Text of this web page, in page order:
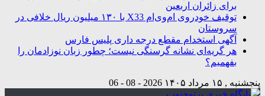
برای زائران اربعین
توقیف خودروی ام‌وی‌ام X33 با ۱۳۰ میلیون ریال خلافی در
سروستان
آگهی استخدام مقطع درجه داری پلیس فارس
هر گریه‌ای نشانه گرسنگی نیست؛ چطور زبان نوزادمان را
بفهمیم؟
پنجشنبه , ۱۵ مرداد ۱۴۰۵ 2026 - 08 - 06